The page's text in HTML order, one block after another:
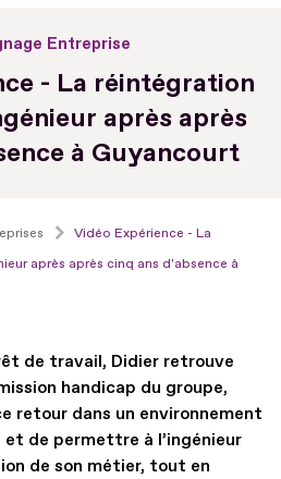
Entreprise
- La réintégration
après après
à Guyancourt
Vidéo Expérience - La
après après cinq ans d'absence à
de travail, Didier retrouve
handicap du groupe,
retour dans un environnement
de permettre à l’ingénieur
de son métier, tout en